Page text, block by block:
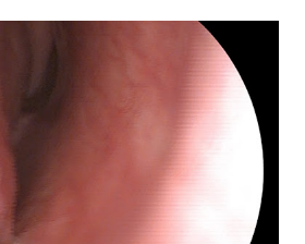
"düşük riskli" olarak üç alt gruba
tipler >> tip 16, 18, 31, 33, 35, 39,
tipler >> tip 26, 53, 66 ve düşük riskli
43, 44, 54). Genelde fark edilen
Son yıllarda, bu virüsün sadece
direk mukozal temas yoluyla da